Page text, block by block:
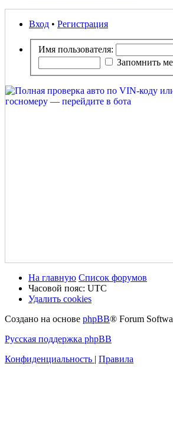
Вход • Регистрация
Имя пользователя:
Запомнить
На главную Список форумов
Часовой пояс: UTC
Удалить cookies
Создано на основе phpBB® Forum
Русская поддержка phpBB
Конфиденциальность | Правила